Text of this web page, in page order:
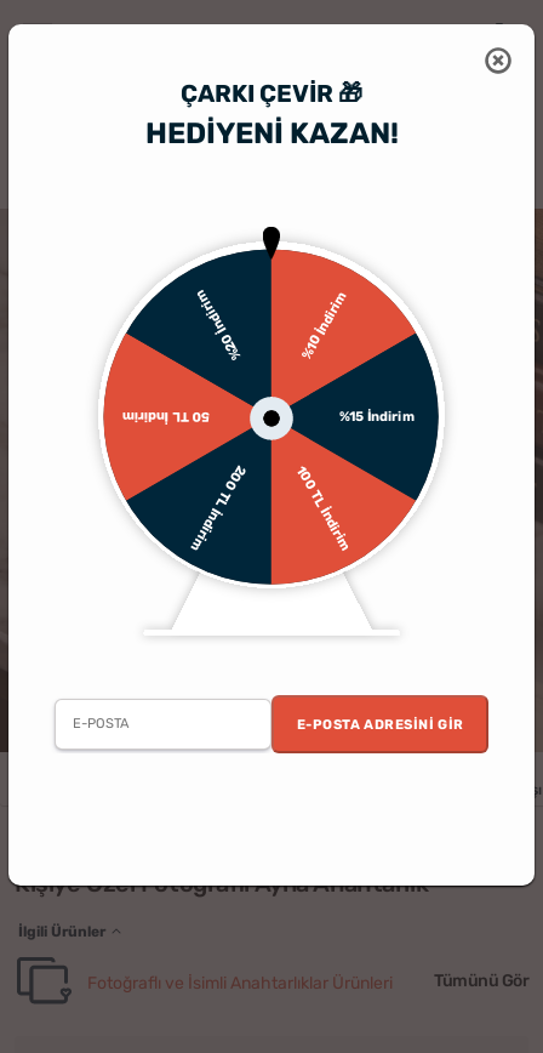
ÇARKI ÇEVIR 🎁
HEDİYENİ KAZAN!
%10 İndirim
%15 İndirim
100 TL İndirim
200 TL İndirim
50 TL İndirim
%20 İndirim
E-POSTA ADRESINI GIR
Yılbaşı
Kişiye Özel Fotoğraflı Ayna Anahtarlık
İlgili Ürünler
Fotoğraflı ve İsimli Anahtarlıklar Ürünleri Tümünü Gör